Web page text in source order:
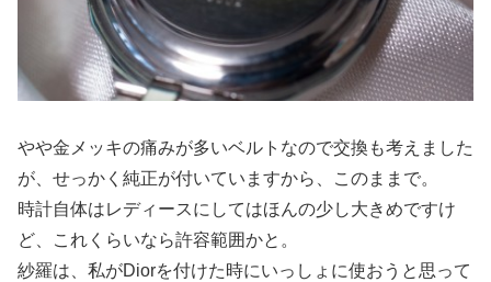
やや金メッキの痛みが多いベルトなので交換も考えました
が、せっかく純正が付いていますから、このままで。
時計自体はレディースにしてはほんの少し大きめですけ
ど、これくらいなら許容範囲かと。
紗羅は、私がDiorを付けた時にいっしょに使おうと思って